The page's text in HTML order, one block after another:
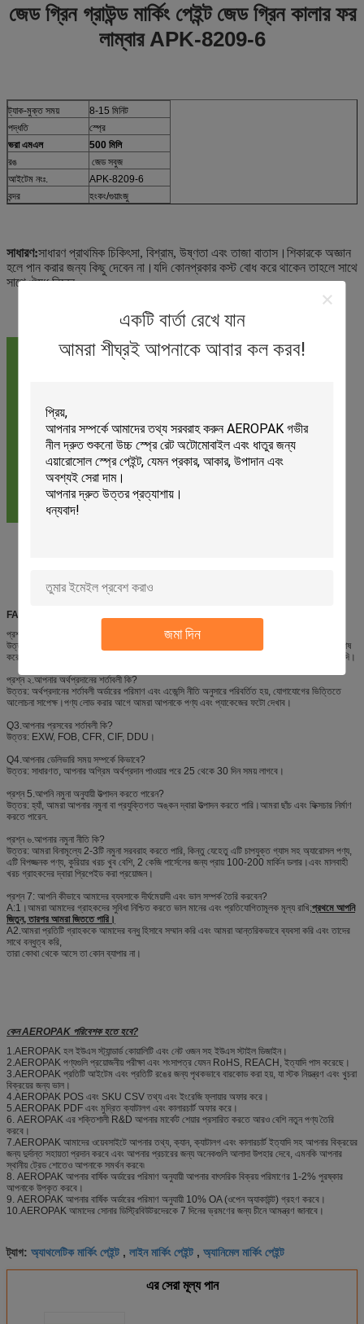
একটি বার্তা রেখে যান
আমরা শীঘ্রই আপনাকে আবার কল করব!
জমা দিন
জেড গ্রিন গ্রাউন্ড মার্কিং পেইন্ট জেড গ্রিন কালার ফর
লাম্বার APK-8209-6
ট্যাক-মুক্ত সময়
8-15 মিনিট
পদ্ধতি
স্প্রে
ভরা এমএল
500 মিলি
রঙ
জেড সবুজ
আইটেম নংঃ.
APK-8209-6
বন্দর
হংকং/গুয়াংজু
সাধারণ:সাধারণ প্রাথমিক চিকিৎসা, বিশ্রাম, উষ্ণতা এবং তাজা বাতাস।শিকারকে অজ্ঞান
হলে পান করার জন্য কিছু দেবেন না।যদি কোনপ্রকার কস্ট বোধ করে থাকেন তাহলে সাথে
সাথে ঔষধ নিবেন.
FAQ
প্রশ্ন ১.আপনি প্রস্তুতকারক?
উত্তর: হ্যাঁ, আমরা শেনজেন আই-লাইক ফাইন কেমিক্যাল অ্যারোসল পণ্যের একটি পেশাদার প্রস্তুতকারক, বিশেষ
করে গাড়ির যত্ন পণ্য, অ্যারোপাক স্প্রে পেইন্ট, টায়ার সিলার এবং ইনফ্লেটর, এয়ার ডাস্টার, স্প্রে আঠালো ইত্যাদি।
প্রশ্ন ২.আপনার অর্থপ্রদানের শর্তাবলী কি?
উত্তর: অর্থপ্রদানের শর্তাবলী অর্ডারের পরিমাণ এবং এজেন্সি নীতি অনুসারে পরিবর্তিত হয়, যোগাযোগের ভিত্তিতে
আলোচনা সাপেক্ষ।পণ্য লোড করার আগে আমরা আপনাকে পণ্য এবং প্যাকেজের ফটো দেখাব।
Q3.আপনার প্রসবের শর্তাবলী কি?
উত্তর: EXW, FOB, CFR, CIF, DDU।
Q4.আপনার ডেলিভারি সময় সম্পর্কে কিভাবে?
উত্তর: সাধারণত, আপনার অগ্রিম অর্থপ্রদান পাওয়ার পরে 25 থেকে 30 দিন সময় লাগবে।
প্রশ্ন 5.আপনি নমুনা অনুযায়ী উত্পাদন করতে পারেন?
উত্তর: হ্যাঁ, আমরা আপনার নমুনা বা প্রযুক্তিগত অঙ্কন দ্বারা উত্পাদন করতে পারি।আমরা ছাঁচ এবং ফিক্সচার নির্মাণ
করতে পারেন.
প্রশ্ন ৬.আপনার নমুনা নীতি কি?
উত্তর: আমরা বিনামূল্যে 2-3টি নমুনা সরবরাহ করতে পারি, কিন্তু যেহেতু এটি চাপযুক্ত গ্যাস সহ অ্যারোসল পণ্য,
এটি বিপজ্জনক পণ্য, কুরিয়ার খরচ খুব বেশি, 2 কেজি পার্সেলের জন্য প্রায় 100-200 মার্কিন ডলার।এবং মালবাহী
খরচ গ্রাহকদের দ্বারা প্রিপেইড করা প্রয়োজন।
প্রশ্ন 7: আপনি কীভাবে আমাদের ব্যবসাকে দীর্ঘমেয়াদী এবং ভাল সম্পর্ক তৈরি করবেন?
A:1।আমরা আমাদের গ্রাহকদের সুবিধা নিশ্চিত করতে ভাল মানের এবং প্রতিযোগিতামূলক মূল্য রাখি;প্রথমে আপনি
জিতুন, তারপর আমরা জিততে পারি।
A2.আমরা প্রতিটি গ্রাহককে আমাদের বন্ধু হিসাবে সম্মান করি এবং আমরা আন্তরিকভাবে ব্যবসা করি এবং তাদের
সাথে বন্ধুত্ব করি,
তারা কোথা থেকে আসে তা কোন ব্যাপার না।
কেন AEROPAK পরিবেশক হতে হবে?
1.AEROPAK হল ইউএস স্ট্যান্ডার্ড কোয়ালিটি এবং নেট ওজন সহ ইউএস স্টাইল ডিজাইন।
2.AEROPAK পণ্যগুলি প্রয়োজনীয় পরীক্ষা এবং শংসাপত্র যেমন RoHS, REACH, ইত্যাদি পাস করেছে।
3.AEROPAK প্রতিটি আইটেম এবং প্রতিটি রঙের জন্য পৃথকভাবে বারকোড করা হয়, যা স্টক নিয়ন্ত্রণ এবং খুচরা
বিক্রয়ের জন্য ভাল।
4.AEROPAK POS এবং SKU CSV তথ্য এবং ইংরেজি ফ্লায়ার অফার করে।
5.AEROPAK PDF এবং মুদ্রিত ক্যাটালগ এবং কালারচার্ট অফার করে।
6. AEROPAK এর শক্তিশালী R&D আপনার মার্কেট শেয়ার প্রসারিত করতে আরও বেশি নতুন পণ্য তৈরি
করবে।
7.AEROPAK আমাদের ওয়েবসাইটে আপনার তথ্য, ক্যান, ক্যাটালগ এবং কালারচার্ট ইত্যাদি সহ আপনার বিক্রয়ের
জন্য দুর্দান্ত সহায়তা প্রদান করবে এবং আপনার প্রচারের জন্য অনেকগুলি আলাদা উপহার দেবে, এমনকি আপনার
স্থানীয় ট্রেড শোতেও আপনাকে সমর্থন করবে৷
8. AEROPAK আপনার বার্ষিক অর্ডারের পরিমাণ অনুযায়ী আপনার বাৎসরিক বিক্রয় পরিমাণের 1-2% পুরষ্কার
আপনাকে উপকৃত করবে।
9. AEROPAK আপনার বার্ষিক অর্ডারের পরিমাণ অনুযায়ী 10% OA (ওপেন অ্যাকাউন্ট) গ্রহণ করবে।
10.AEROPAK আমাদের সোনার ডিস্ট্রিবিউটরদেরকে 7 দিনের ভ্রমণের জন্য চীনে আমন্ত্রণ জানাবে।
ট্যাগ: অ্যাথলেটিক মার্কিং পেইন্ট , লাইন মার্কিং পেইন্ট , অ্যানিমেল মার্কিং পেইন্ট
এর সেরা মূল্য পান